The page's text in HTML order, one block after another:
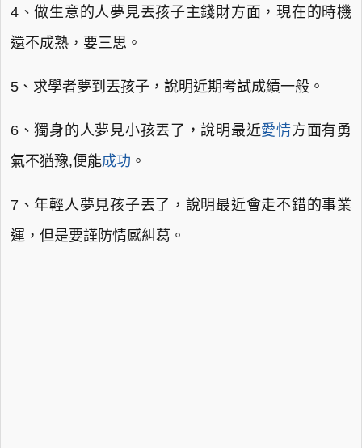
4、做生意的人夢見丟孩子主錢財方面，現在的時機
還不成熟，要三思。
5、求學者夢到丟孩子，說明近期考試成績一般。
6、獨身的人夢見小孩丟了，說明最近愛情方面有勇
氣不猶豫,便能成功 。
7、年輕人夢見孩子丟了，說明最近會走不錯的事業
運，但是要謹防情感糾葛。